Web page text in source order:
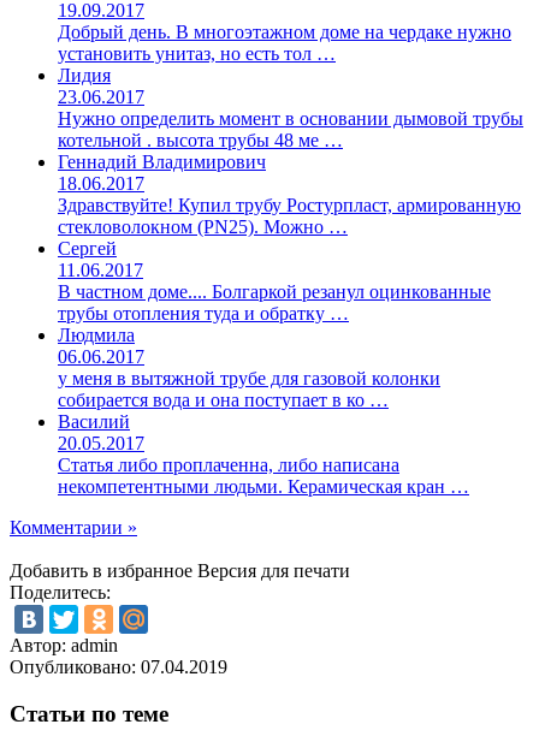
19.09.2017
Добрый день. В многоэтажном доме на чердаке нужно
установить унитаз, но есть тол …
Лидия
23.06.2017
Нужно определить момент в основании дымовой трубы
котельной . высота трубы 48 ме …
Геннадий Владимирович
18.06.2017
Здравствуйте! Купил трубу Ростурпласт, армированную
стекловолокном (PN25). Можно …
Сергей
11.06.2017
В частном доме.... Болгаркой резанул оцинкованные
трубы отопления туда и обратку …
Людмила
06.06.2017
у меня в вытяжной трубе для газовой колонки
собирается вода и она поступает в ко …
Василий
20.05.2017
Статья либо проплаченна, либо написана
некомпетентными людьми. Керамическая кран …
Комментарии »
Добавить в избранное Версия для печати
Поделитесь:
Автор: admin
Опубликовано: 07.04.2019
Статьи по теме